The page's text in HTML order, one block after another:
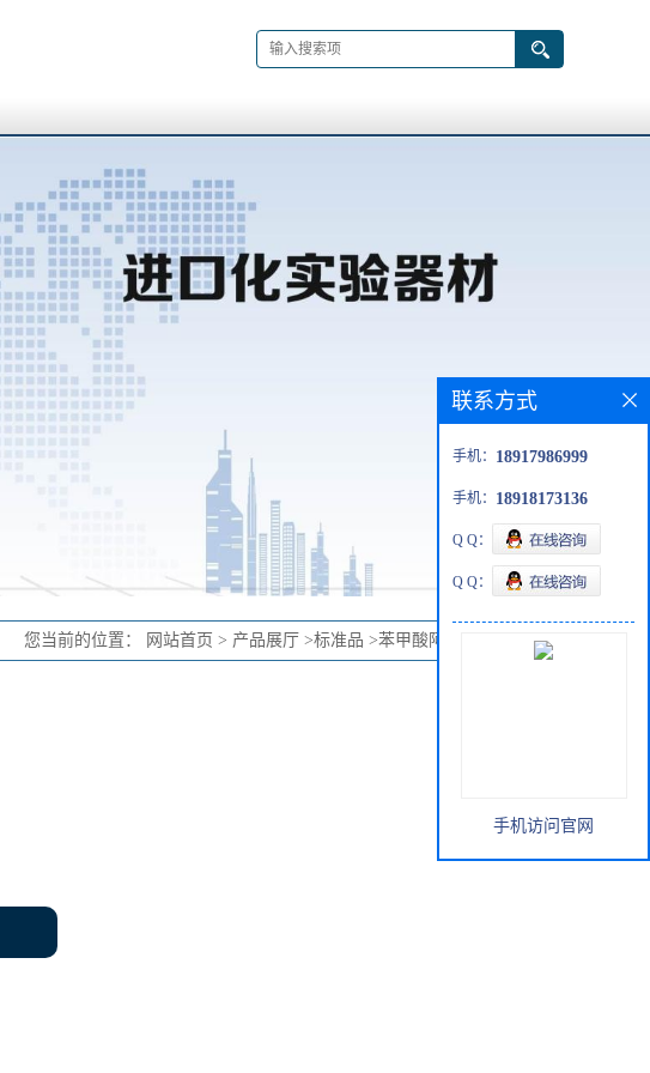
您当前的位置： 网站首页 > 产品展厅 >标准品 >苯甲酸阿格列汀 标准品
联系方式
手机： 18917986999
手机： 18918173136
Q Q：
Q Q：
手机访问官网